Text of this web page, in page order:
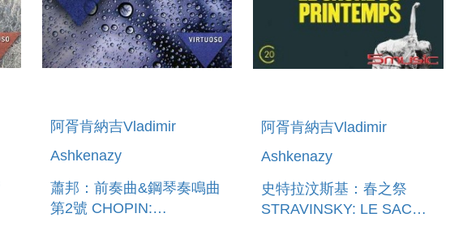
阿胥肯納吉Vladimir
Ashkenazy
蕭邦：前奏曲&鋼琴奏鳴曲
第2號 CHOPIN:
阿胥肯納吉Vladimir
Ashkenazy
史特拉汶斯基：春之祭
STRAVINSKY: LE SACRE